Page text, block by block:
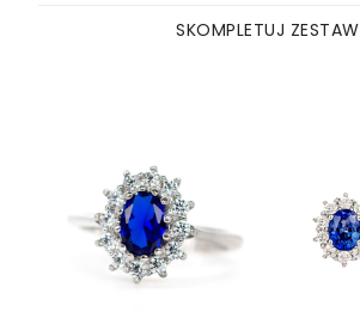
SKOMPLETUJ ZESTAW